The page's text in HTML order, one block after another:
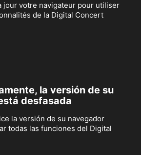
jour votre navigateur pour utiliser
de la Digital Concert
la versión de su
desfasada
la versión de su navegador
todas las funciones del Digital